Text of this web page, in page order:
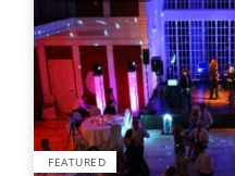
FEATURED